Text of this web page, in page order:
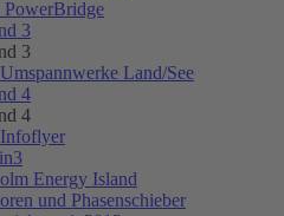
PowerBridge
3
3
Umspannwerke Land/See
4
4
Infoflyer
Energy Island
und Phasenschieber